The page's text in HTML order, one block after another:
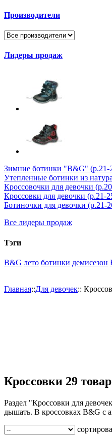
Производители
Лидеры продаж
Зимние ботинки "B&G" (р.21-
Утепленные ботинки из
Кроссовочки для девочки
Кроссовки для девочки (р.21-
Ботиночки для девочки (р.21-
Все лидеры продаж
Тэги
B&G лето ботинки демисезон
Главная::Для девочек::
Кроссовки 29
Раздел "Кроссовки для
дышать. В кроссовках B&G с